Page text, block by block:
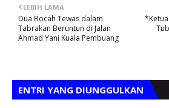
*Ketua
LEBIH LAMA
Dua Bocah Tewas dalam
Tabrakan Beruntun di Jalan
Ahmad Yani Kuala Pembuang
ENTRI YANG DIUNGGULKAN